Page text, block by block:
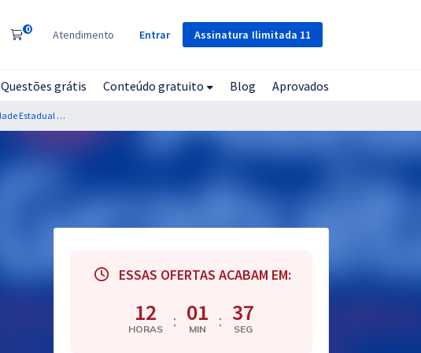
Assinatura Ilimitada 11
0 Atendimento Entrar
Questões grátis Conteúdo gratuito Blog Aprovados
Residência UEPG - Residência da Universidade Estadual de Ponta Grossa - Saúde Coletiva - Serviço Social
ESSAS OFERTAS ACABAM EM:
12
HORAS : 01
MIN : 36
SEG